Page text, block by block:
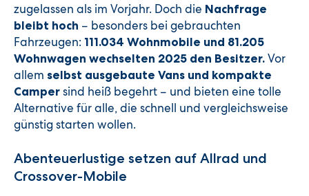
zugelassen als im Vorjahr. Doch die Nachfrage
bleibt hoch – besonders bei gebrauchten
Fahrzeugen: 111.034 Wohnmobile und 81.205
Wohnwagen wechselten 2025 den Besitzer. Vor
allem selbst ausgebaute Vans und kompakte
Camper sind heiß begehrt – und bieten eine tolle
Alternative für alle, die schnell und vergleichsweise
günstig starten wollen.
Abenteuerlustige setzen auf Allrad und
Crossover-Mobile